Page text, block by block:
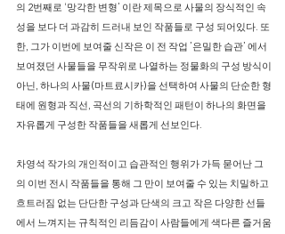
의 2번째로 ‘망각한 변형’ 이란 제목으로 사물의 장식적인 속
성을 보다 더 과감히 드러내 보인 작품들로 구성 되어있다. 또
한, 그가 이번에 보여줄 신작은 이 전 작업 ’은밀한 습관’ 에서
보여졌던 사물들을 무작위로 나열하는 정물화의 구성 방식이
아닌, 하나의 사물(마트료시카)을 선택하여 사물의 단순한 형
태에 원형과 직선, 곡선의 기하학적인 패턴이 하나의 화면을
자유롭게 구성한 작품들을 새롭게 선보인다.
차영석 작가의 개인적이고 습관적인 행위가 가득 묻어난 그
의 이번 전시 작품들을 통해 그 만이 보여줄 수 있는 치밀하고
흐트러짐 없는 단단한 구성과 단색의 크고 작은 다양한 선들
에서 느껴지는 규칙적인 리듬감이 사람들에게 색다른 즐거움